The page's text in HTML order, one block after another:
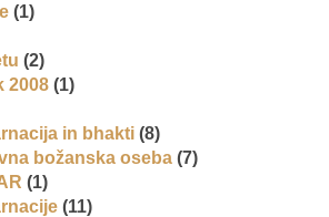
(1)
(2)
2008 (1)
in bhakti (8)
božanska oseba (7)
(1)
(11)